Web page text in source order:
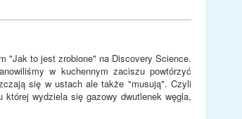
"Jak to jest zrobione" na Discovery Science.
w kuchennym zaciszu powtórzyć
się w ustach ale także "musują". Czyli
wydziela się gazowy dwutlenek węgla,